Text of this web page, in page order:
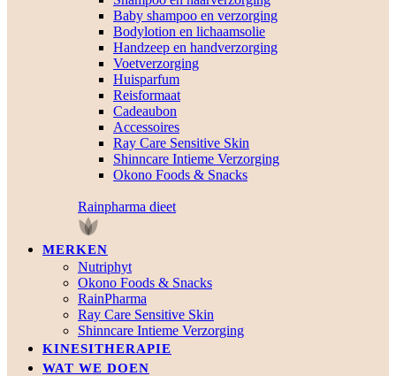
Baby shampoo en verzorging
Bodylotion en lichaamsolie
Handzeep en handverzorging
Voetverzorging
Huisparfum
Reisformaat
Cadeaubon
Accessoires
Ray Care Sensitive Skin
Shinncare Intieme Verzorging
Okono Foods & Snacks
Rainpharma dieet
MERKEN
Nutriphyt
Okono Foods & Snacks
RainPharma
Ray Care Sensitive Skin
Shinncare Intieme Verzorging
KINESITHERAPIE
WAT WE DOEN